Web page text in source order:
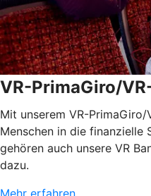
VR-PrimaGiro/
Mit unserem VR-
Menschen in die finanzielle
gehören auch unsere VR
dazu.